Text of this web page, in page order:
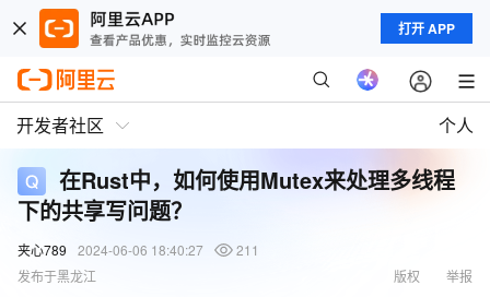
打开 APP
开发者社区 个人
在Rust中，如何使用Mutex来处理多线程
下的共享写问题？
夹心789 2024-06-06 18:40:27
211
发布于黑龙江
举报
版权